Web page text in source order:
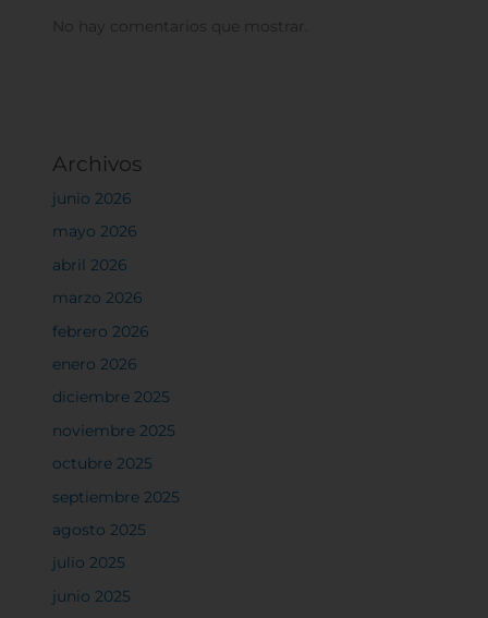
No hay comentarios que mostrar.
Archivos
junio 2026
mayo 2026
abril 2026
marzo 2026
febrero 2026
enero 2026
diciembre 2025
noviembre 2025
octubre 2025
septiembre 2025
agosto 2025
julio 2025
junio 2025